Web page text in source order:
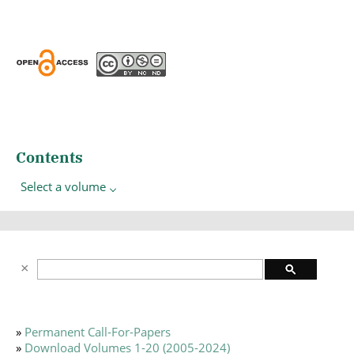
Contents
Select a volume
» Permanent Call-For-Papers
» Download Volumes 1-20 (2005-2024)